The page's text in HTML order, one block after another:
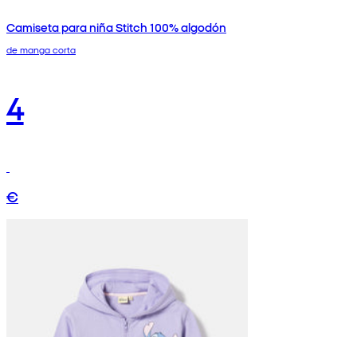
Camiseta para niña Stitch 100% algodón
de manga corta
4
€